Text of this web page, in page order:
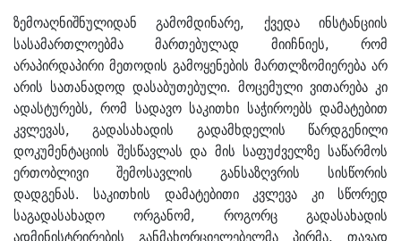
ზემოაღნიშნულიდან გამომდინარე, ქვედა ინსტანციის
სასამართლოებმა მართებულად მიიჩნიეს, რომ
არაპირდაპირი მეთოდის გამოყენების მართლზომიერება არ
არის სათანადოდ დასაბუთებული. მოცემული ვითარება კი
ადასტურებს, რომ სადავო საკითხი საჭიროებს დამატებით
კვლევას, გადასახადის გადამხდელის წარდგენილი
დოკუმენტაციის შესწავლას და მის საფუძველზე საწარმოს
ერთობლივი შემოსავლის განსაზღვრის სისწორის
დადგენას. საკითხის დამატებითი კვლევა კი სწორედ
საგადასახადო ორგანომ, როგორც გადასახადის